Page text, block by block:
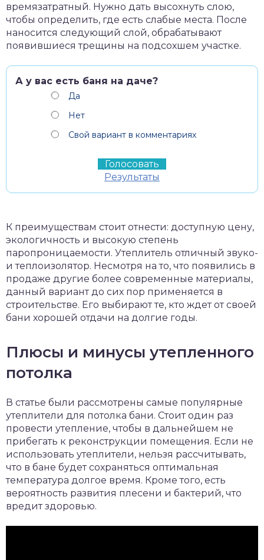
времязатратный. Нужно дать высохнуть слою,
чтобы определить, где есть слабые места. После
наносится следующий слой, обрабатывают
появившиеся трещины на подсохшем участке.
А у вас есть баня на даче?
Да
Нет
Свой вариант в комментариях
Результаты
К преимуществам стоит отнести: доступную цену,
экологичность и высокую степень
паропроницаемости. Утеплитель отличный звуко-
и теплоизолятор. Несмотря на то, что появились в
продаже другие более современные материалы,
данный вариант до сих пор применяется в
строительстве. Его выбирают те, кто ждет от своей
бани хорошей отдачи на долгие годы.
Плюсы и минусы утепленного
потолка
В статье были рассмотрены самые популярные
утеплители для потолка бани. Стоит один раз
провести утепление, чтобы в дальнейшем не
прибегать к реконструкции помещения. Если не
использовать утеплители, нельзя рассчитывать,
что в бане будет сохраняться оптимальная
температура долгое время. Кроме того, есть
вероятность развития плесени и бактерий, что
вредит здоровью.